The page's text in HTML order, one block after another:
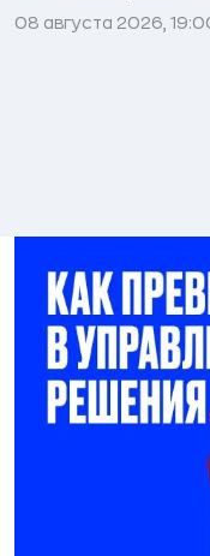
08 августа 2026,